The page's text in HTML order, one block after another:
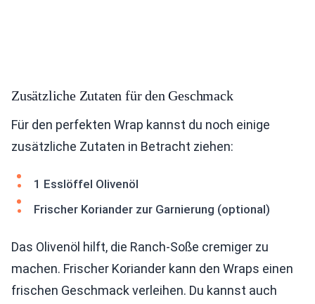
Zusätzliche Zutaten für den Geschmack
Für den perfekten Wrap kannst du noch einige
zusätzliche Zutaten in Betracht ziehen:
1 Esslöffel Olivenöl
Frischer Koriander zur Garnierung (optional)
Das Olivenöl hilft, die Ranch-Soße cremiger zu
machen. Frischer Koriander kann den Wraps einen
frischen Geschmack verleihen. Du kannst auch